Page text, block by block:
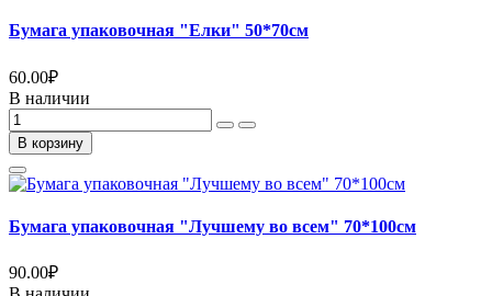
Бумага упаковочная "Елки" 50*70см
60.00₽
В наличии
В корзину
Бумага упаковочная "Лучшему во всем" 70*100см
90.00₽